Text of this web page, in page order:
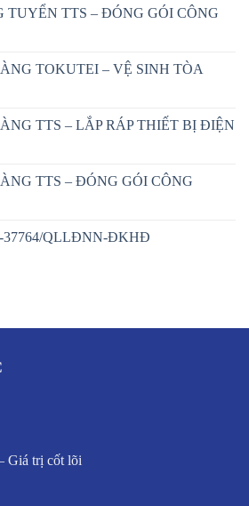
TUYỂN TTS – ĐÓNG GÓI CÔNG
TOKUTEI – VỆ SINH TÒA
TTS – LẮP RÁP THIẾT BỊ ĐIỆN
TTS – ĐÓNG GÓI CÔNG
37764/QLLĐNN-ĐKHĐ
Giá trị cốt lõi